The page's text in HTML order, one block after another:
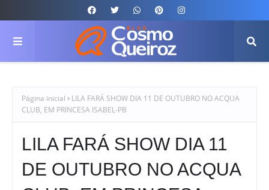
Página inicial
LILA FARÁ SHOW DIA 11 DE OUTUBRO NO ACQUA
CLUB, EM PRINCESA ISABEL-PB
LILA FARÁ SHOW DIA 11
DE OUTUBRO NO ACQUA